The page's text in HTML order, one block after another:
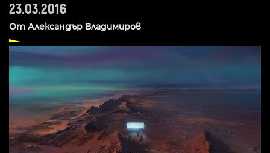
23.03.2016
От Александър Владимиров